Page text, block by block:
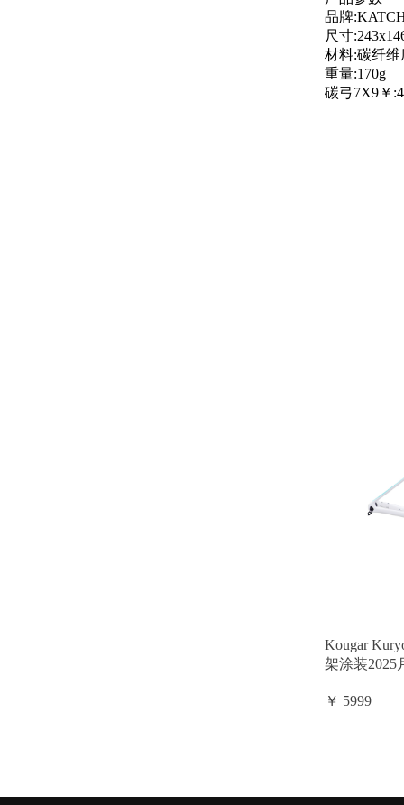
品牌
尺寸
材料:碳纤维
重量:170g
碳弓7X9￥
Kougar
架涂装2025
￥ 5999